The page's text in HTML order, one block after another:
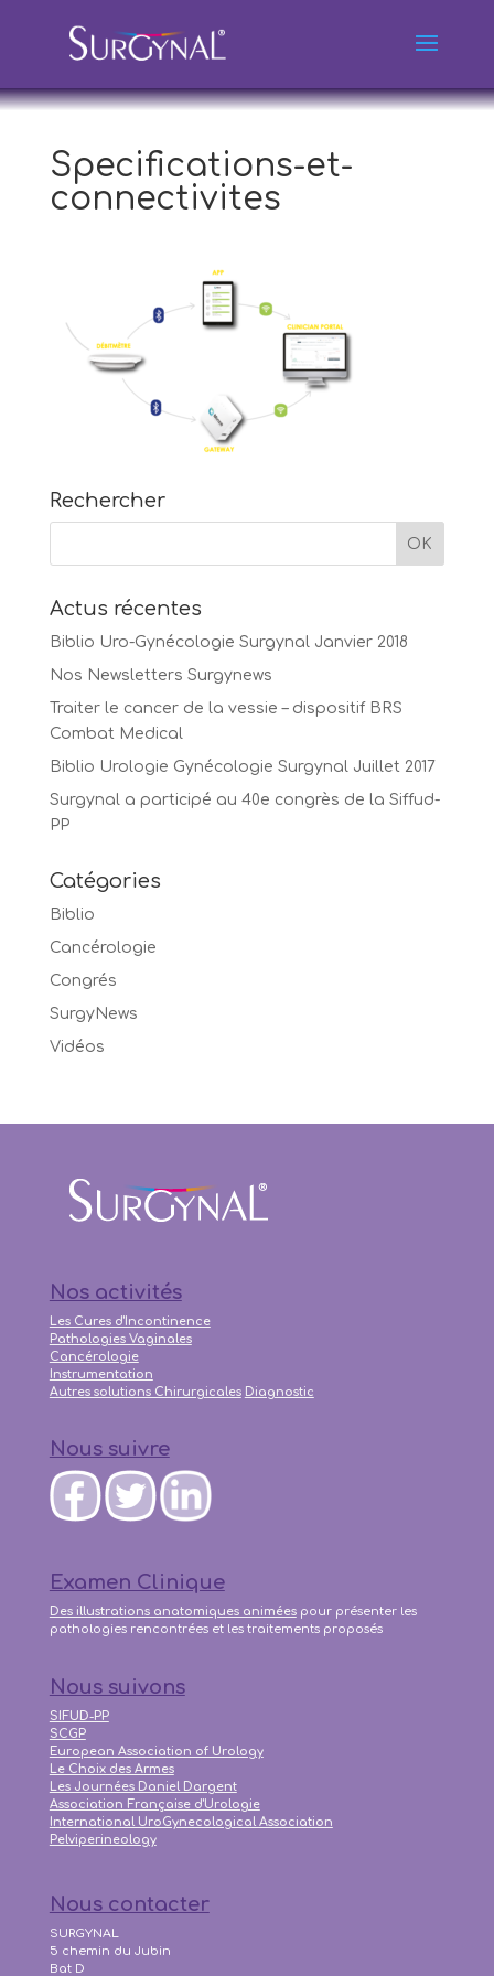
Specifications-et-
connectivites
Rechercher
Actus récentes
Biblio Uro-Gynécologie Surgynal Janvier 2018
Nos Newsletters Surgynews
Traiter le cancer de la vessie – dispositif BRS
Combat Medical
Biblio Urologie Gynécologie Surgynal Juillet 2017
Surgynal a participé au 40e congrès de la Siffud-
PP
Catégories
Biblio
Cancérologie
Congrés
SurgyNews
Vidéos
Nos activités
Les Cures d'Incontinence
Pathologies Vaginales
Cancérologie
Instrumentation
Autres solutions Chirurgicales Diagnostic
Nous suivre
Examen Clinique
Des illustrations anatomiques animéespour présenter les
pathologies rencontrées et les traitements proposés
Nous suivons
SIFUD-PP
SCGP
European Association of Urology
Le Choix des Armes
Les Journées Daniel Dargent
Association Française d'Urologie
International UroGynecological Association
Pelviperineology
Nous contacter
SURGYNAL
5 chemin du Jubin
Bat D